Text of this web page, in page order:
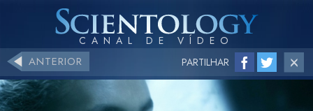
ANTERIOR PARTILHAR